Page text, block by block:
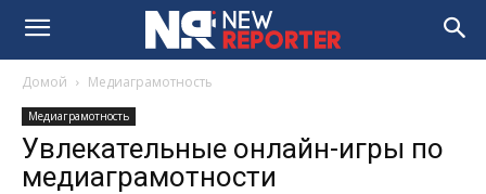
Домой Медиаграмотность
Медиаграмотность
Увлекательные онлайн-игры по
медиаграмотности